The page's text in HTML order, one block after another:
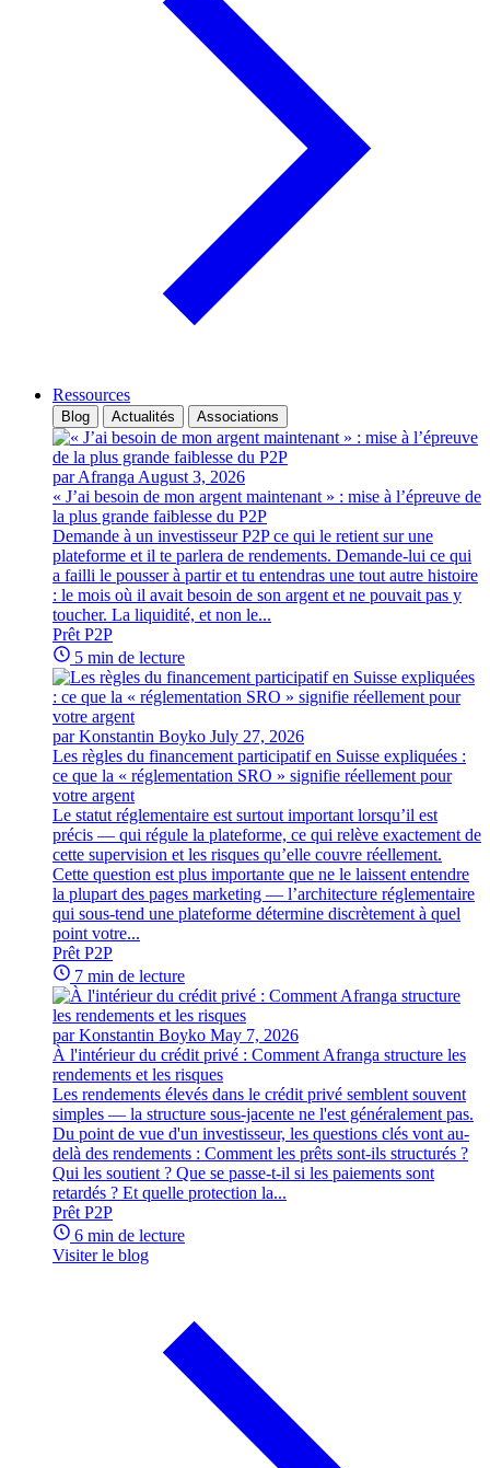
Ressources
Blog Actualités Associations
par Afranga August 3, 2026
« J’ai besoin de mon argent maintenant » : mise à l’épreuve de
la plus grande faiblesse du P2P
Demande à un investisseur P2P ce qui le retient sur une
plateforme et il te parlera de rendements. Demande-lui ce qui
a failli le pousser à partir et tu entendras une tout autre histoire
: le mois où il avait besoin de son argent et ne pouvait pas y
toucher. La liquidité, et non le...
Prêt P2P
5 min de lecture
par Konstantin Boyko July 27, 2026
Les règles du financement participatif en Suisse expliquées :
ce que la « réglementation SRO » signifie réellement pour
votre argent
Le statut réglementaire est surtout important lorsqu’il est
précis — qui régule la plateforme, ce qui relève exactement de
cette supervision et les risques qu’elle couvre réellement.
Cette question est plus importante que ne le laissent entendre
la plupart des pages marketing — l’architecture réglementaire
qui sous-tend une plateforme détermine discrètement à quel
point votre...
Prêt P2P
7 min de lecture
par Konstantin Boyko May 7, 2026
À l'intérieur du crédit privé : Comment Afranga structure les
rendements et les risques
Les rendements élevés dans le crédit privé semblent souvent
simples — la structure sous-jacente ne l'est généralement pas.
Du point de vue d'un investisseur, les questions clés vont au-
delà des rendements : Comment les prêts sont-ils structurés ?
Qui les soutient ? Que se passe-t-il si les paiements sont
retardés ? Et quelle protection la...
Prêt P2P
6 min de lecture
Visiter le blog